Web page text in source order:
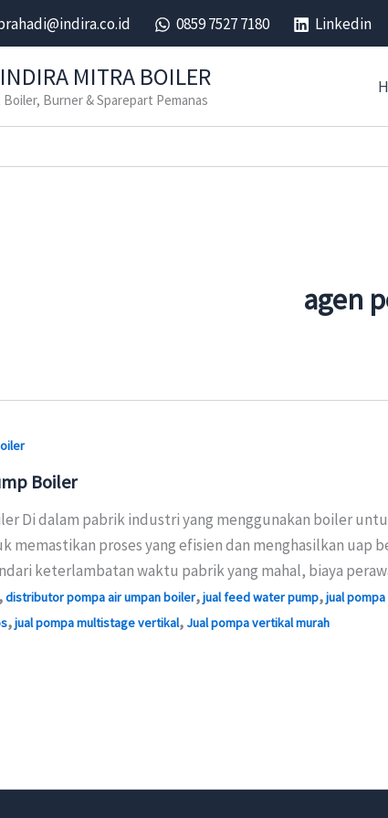
0859 7527 7180 Linkedin
MITRA BOILER
Boiler, Burner & Sparepart Pemanas
agen
Boiler
Di dalam pabrik industri yang menggunakan boiler
memastikan proses yang efisien dan menghasilkan uap
keterlambatan waktu pabrik yang mahal, biaya
distributor pompa air umpan boiler,jual feed water pump,jual
,jual pompa multistage vertikal, Jual pompa vertikal murah